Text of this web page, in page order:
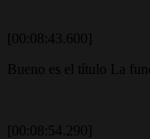
[00:08:43.600]
Bueno es el título La
[00:08:54.290]